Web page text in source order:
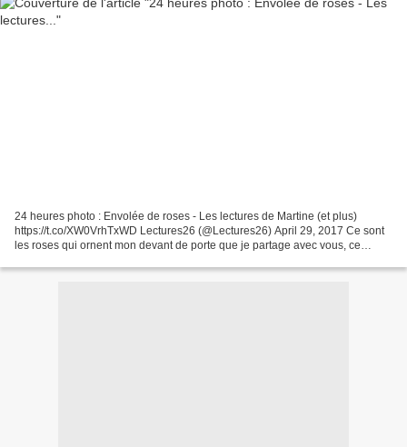
24 heures photo : Envolée de roses - Les lectures de Martine (et plus)
https://t.co/XW0VrhTxWD Lectures26 (@Lectures26) April 29, 2017 Ce sont
les roses qui ornent mon devant de porte que je partage avec vous, ce